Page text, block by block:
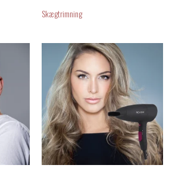
Skægtrimning